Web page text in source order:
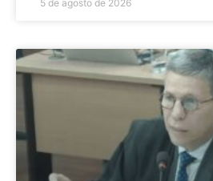
5 de agosto de 2026